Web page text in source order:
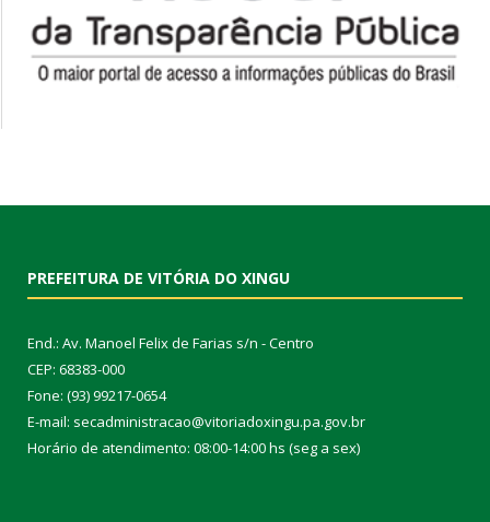
PREFEITURA DE VITÓRIA DO XINGU
End.: Av. Manoel Felix de Farias s/n - Centro
CEP: 68383-000
Fone: (93) 99217-0654
E-mail: secadministracao@vitoriadoxingu.pa.gov.br
Horário de atendimento: 08:00-14:00 hs (seg a sex)